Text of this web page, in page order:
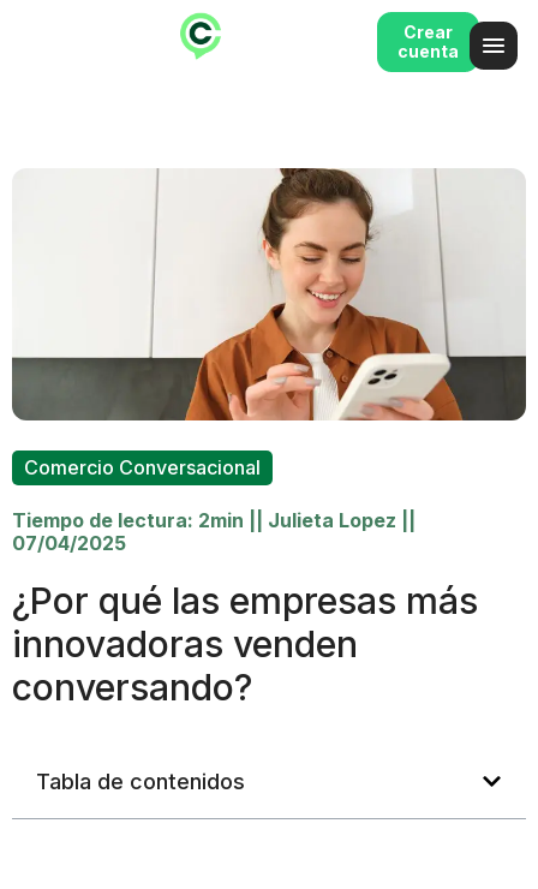
Crear
cuenta
Comercio Conversacional
Tiempo de lectura: 2min Julieta Lopez
07/04/2025
¿Por qué las empresas más
innovadoras venden
conversando?
Tabla de contenidos